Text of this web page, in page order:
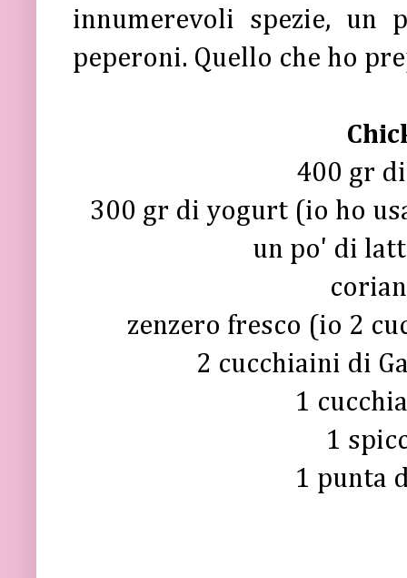
innumerevoli spezie, un
peperoni. Quello che ho
400 gr
300 gr di yogurt (io ho
un po' di
zenzero fresco (io 2
2 cucchiaini di
1
1
1 punta